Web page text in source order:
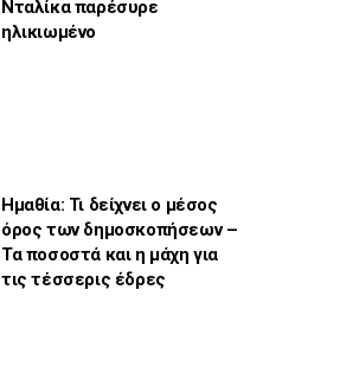
Νταλίκα παρέσυρε
ηλικιωμένο
Ημαθία: Τι δείχνει ο μέσος
όρος των δημοσκοπήσεων –
Τα ποσοστά και η μάχη για
τις τέσσερις έδρες